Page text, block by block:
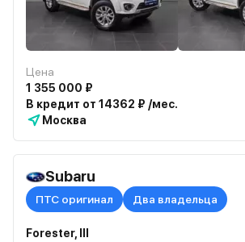
Цена
1 355 000 ₽
В кредит от 14362 ₽ /мес.
Москва
Subaru
ПТС оригинал Два владельца
Forester, III